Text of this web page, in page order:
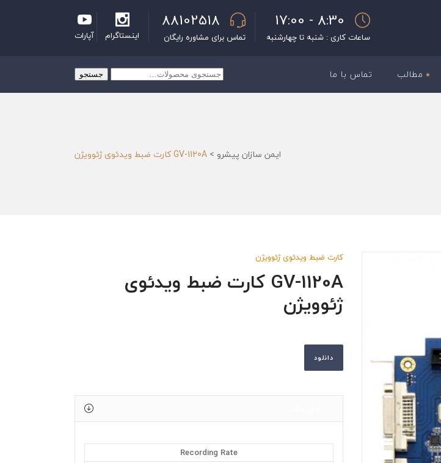
8:30 - 17:00
ساعات کاری : شنبه تا چهارشنبه
88102518
تماس برای مشاوره رایگان اینستاگرام آپارات
مطالب تماس با ما
جستجو
برای:
جستجو
ایمن سازان پیشرو > GV-1120A کارت ضبط ویدئوی ژئوویژن
کارت ضبط ویدئوی ژئوویژن
GV-1120A کارت ضبط ویدئوی
ژئوویژن
دانلود
Recording Rate